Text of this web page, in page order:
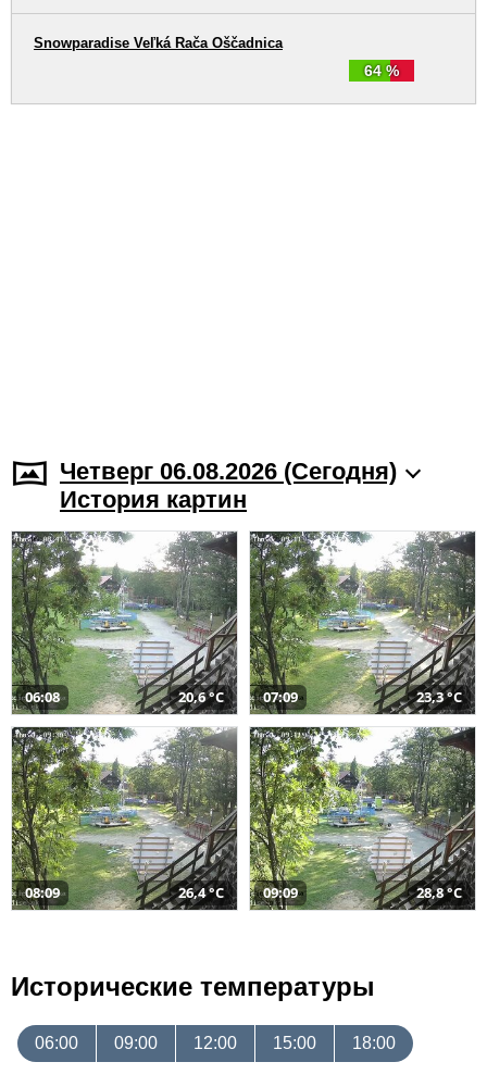
64 %
Snowparadise Veľká Rača Oščadnica
Четверг 06.08.2026 (Cегодня)
История картин
06:08 20,6 °C 07:09 23,3 °C
08:09 26,4 °C 09:09 28,8 °C
Исторические температуры
06:00 09:00 12:00 15:00 18:00